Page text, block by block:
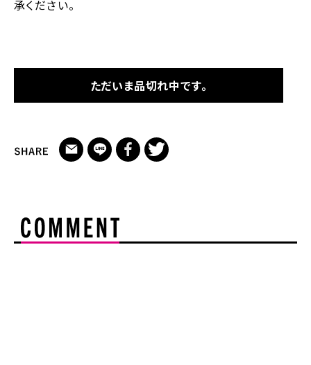
承ください。
ただいま品切れ中です。